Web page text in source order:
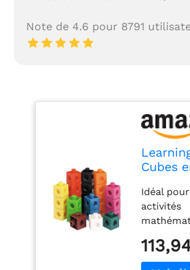
Note de 4.6 pour 8791
Cubes
Idéal
activités
faces
couleurs